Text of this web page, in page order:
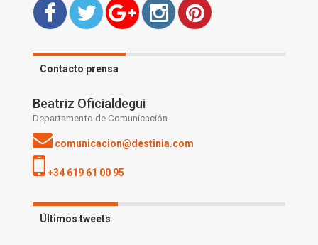
Contacto prensa
Beatriz Oficialdegui
Departamento de Comunicación
comunicacion@destinia.com
+34 619 61 00 95
Últimos tweets